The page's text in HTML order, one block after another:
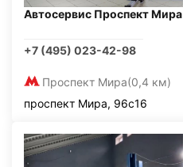
Автосервис Проспект Мира
+7 (495) 023-42-98
Проспект Мира(0,4 км)
проспект Мира, 96с16